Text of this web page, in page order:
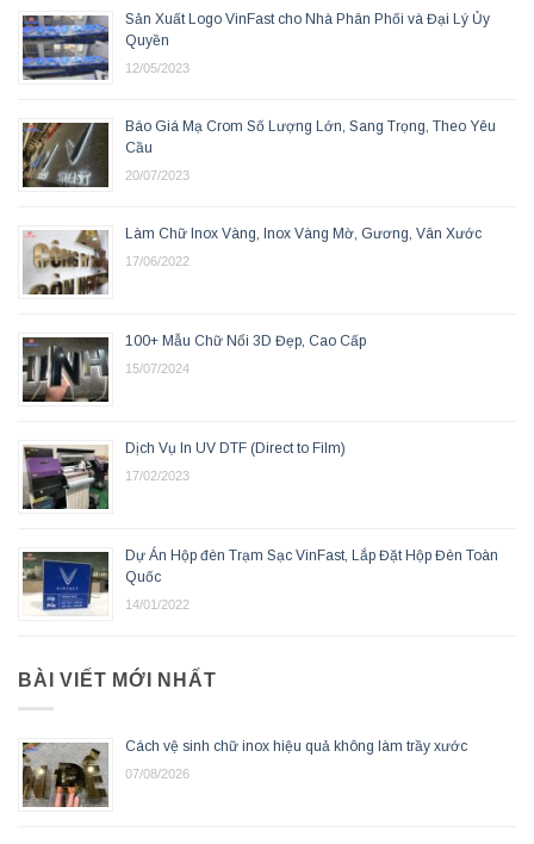
Sản Xuất Logo VinFast cho Nhà Phân Phối và Đại Lý Ủy
Quyền
12/05/2023
Báo Giá Mạ Crom Số Lượng Lớn, Sang Trọng, Theo Yêu
Cầu
20/07/2023
Làm Chữ Inox Vàng, Inox Vàng Mờ, Gương, Vân Xước
17/06/2022
100+ Mẫu Chữ Nổi 3D Đẹp, Cao Cấp
15/07/2024
Dịch Vụ In UV DTF (Direct to Film)
17/02/2023
Dự Án Hộp đèn Trạm Sạc VinFast, Lắp Đặt Hộp Đèn Toàn
Quốc
14/01/2022
BÀI VIẾT MỚI NHẤT
Cách vệ sinh chữ inox hiệu quả không làm trầy xước
07/08/2026